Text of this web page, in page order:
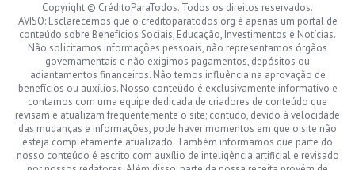
Copyright © CréditoParaTodos. Todos os direitos reservados.
AVISO: Esclarecemos que o creditoparatodos.org é apenas um portal de
conteúdo sobre Benefícios Sociais, Educação, Investimentos e Notícias.
Não solicitamos informações pessoais, não representamos órgãos
governamentais e não exigimos pagamentos, depósitos ou
adiantamentos financeiros. Não temos influência na aprovação de
benefícios ou auxílios. Nosso conteúdo é exclusivamente informativo e
contamos com uma equipe dedicada de criadores de conteúdo que
revisam e atualizam frequentemente o site; contudo, devido à velocidade
das mudanças e informações, pode haver momentos em que o site não
esteja completamente atualizado. Também informamos que parte do
nosso conteúdo é escrito com auxílio de inteligência artificial e revisado